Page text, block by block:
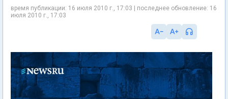
время публикации: 16 июля 2010 г., 17:03 | последнее обновление: 16
июля 2010 г., 17:03